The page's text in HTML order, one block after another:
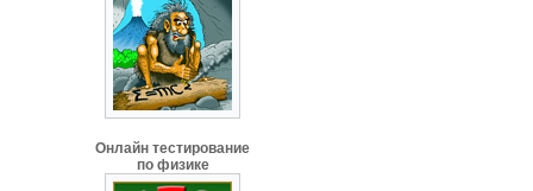
Онлайн тестирование
по физике